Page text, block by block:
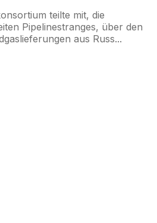
teilte mit, die
Pipelinestranges, über den
aus Russ...